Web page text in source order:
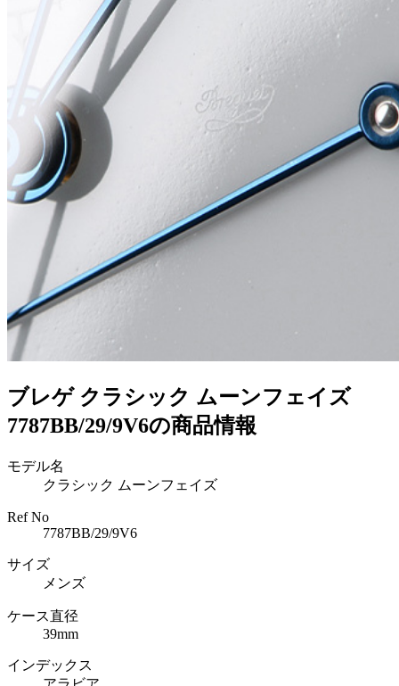
ブレゲ クラシック ムーンフェイズ
7787BB/29/9V6の商品情報
モデル名
クラシック ムーンフェイズ
Ref No
7787BB/29/9V6
サイズ
メンズ
ケース直径
39mm
インデックス